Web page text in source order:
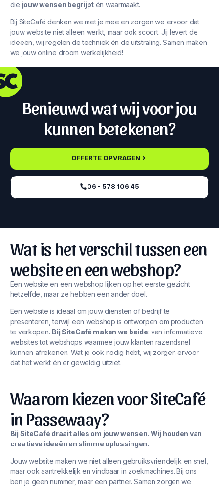
die jouw wensen begrijpt én waarmaakt.
Bij SiteCafé denken we met je mee en zorgen we ervoor dat
jouw website niet alleen werkt, maar ook scoort. Jij levert de
ideeën, wij regelen de techniek én de uitstraling. Samen maken
we jouw online droom werkelijkheid!
Benieuwd wat wij voor jou
kunnen betekenen?
OFFERTE OPVRAGEN
06 - 578 106 45‬
Wat is het verschil tussen een
website en een webshop?
Een website en een webshop lijken op het eerste gezicht
hetzelfde, maar ze hebben een ander doel.
Een website is ideaal om jouw diensten of bedrijf te
presenteren, terwijl een webshop is ontworpen om producten
te verkopen. Bij SiteCafé maken we beide: van informatieve
websites tot webshops waarmee jouw klanten razendsnel
kunnen afrekenen. Wat je ook nodig hebt, wij zorgen ervoor
dat het werkt én er geweldig uitziet.
Waarom kiezen voor SiteCafé
in Passewaay?
Bij SiteCafé draait alles om jouw wensen. Wij houden van
creatieve ideeën en slimme oplossingen.
Jouw website maken we niet alleen gebruiksvriendelijk en snel,
maar ook aantrekkelijk en vindbaar in zoekmachines. Bij ons
ben je geen nummer, maar een partner. Samen zorgen we